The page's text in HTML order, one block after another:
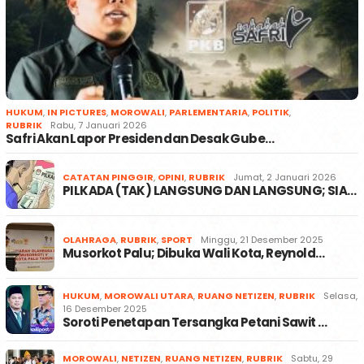
HUKUM, IN PICTURES, MOROWALI, PARLEMENTARIA, POLITIK,
RUBRIK
Rabu, 7 Januari 2026
Safri Akan Lapor Presiden dan Desak Gube…
CATATAN PINGGIR, OPINI, RUBRIK Jumat, 2 Januari 2026
PILKADA (TAK) LANGSUNG DAN LANGSUNG; SIA…
OLAHRAGA, RUBRIK, SPORT Minggu, 21 Desember 2025
Musorkot Palu; Dibuka Wali Kota, Reynold…
HUKUM, MOROWALI UTARA, RUANG NETIZEN, RUBRIK
Selasa,
16 Desember 2025
Soroti Penetapan Tersangka Petani Sawit …
MOROWALI, NETIZEN, RUANG NETIZEN, RUBRIK Sabtu, 29